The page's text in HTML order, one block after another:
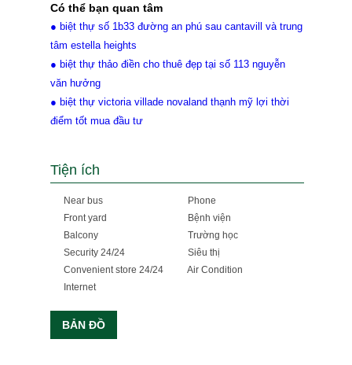
Có thể bạn quan tâm
● biệt thự số 1b33 đường an phú sau cantavill và trung
tâm estella heights
● biệt thự thảo điền cho thuê đẹp tại số 113 nguyễn
văn hưởng
● biệt thự victoria villade novaland thạnh mỹ lợi thời
điểm tốt mua đầu tư
Tiện ích
Near bus
Phone
Front yard
Bệnh viện
Balcony
Trường học
Security 24/24
Siêu thị
Convenient store 24/24
Air Condition
Internet
BẢN ĐỒ